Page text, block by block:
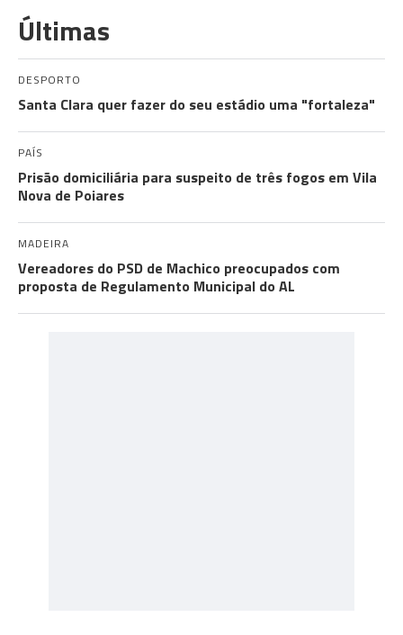
Últimas
DESPORTO
Santa Clara quer fazer do seu estádio uma "fortaleza"
PAÍS
Prisão domiciliária para suspeito de três fogos em Vila
Nova de Poiares
MADEIRA
Vereadores do PSD de Machico preocupados com
proposta de Regulamento Municipal do AL